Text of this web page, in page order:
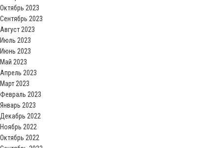
Октябрь 2023
Сентябрь 2023
Август 2023
Июль 2023
Июнь 2023
Май 2023
Апрель 2023
Март 2023
Февраль 2023
Январь 2023
Декабрь 2022
Ноябрь 2022
Октябрь 2022